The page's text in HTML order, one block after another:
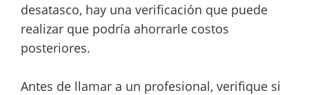
desatasco, hay una verificación que puede
realizar que podría ahorrarle costos
posteriores.
Antes de llamar a un profesional, verifique si